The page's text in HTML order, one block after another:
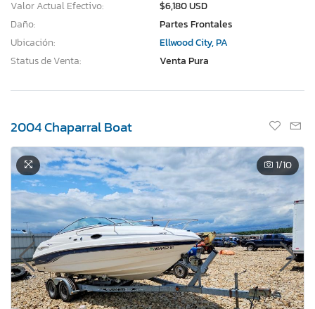
Valor Actual Efectivo:
$6,180 USD
Daño:
Partes Frontales
Ubicación:
Ellwood City, PA
Status de Venta:
Venta Pura
2004 Chaparral Boat
1/10